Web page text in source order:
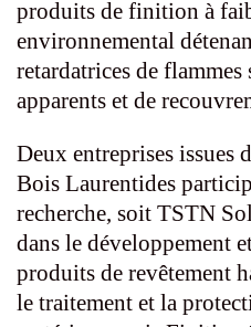
produits de finition à
environnemental
retardatrices de
apparents et de
Deux entreprises issues
Bois Laurentides
recherche, soit TSTN
dans le développement
produits de revêtement
le traitement et la